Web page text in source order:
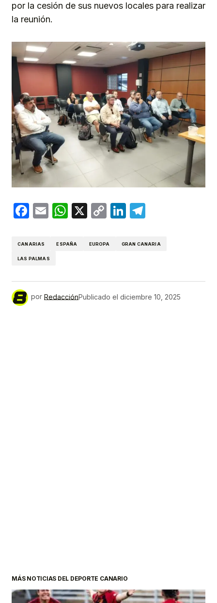
por la cesión de sus nuevos locales para realizar
la reunión.
Facebook
EmailWhatsApp
X
CopyLinkedIn
CANARIAS ESPAÑA EUROPA GRAN CANARIA
LAS PALMAS
por RedacciónPublicado el diciembre 10, 2025
MÁS NOTICIAS DEL DEPORTE CANARIO